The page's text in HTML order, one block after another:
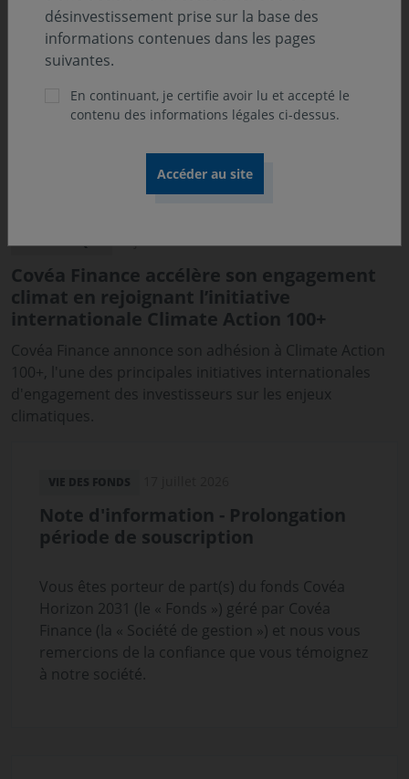
COMMUNIQUÉ
Covéa Finance accélère son engagement
climat en rejoignant l’initiative
internationale Climate Action 100+
Covéa Finance annonce son adhésion à Climate Action
100+, l'une des principales initiatives internationales
d'engagement des investisseurs sur les enjeux
climatiques.
VIE DES FONDS
Note d'information - Prolongation
période de souscription
Vous êtes porteur de part(s) du fonds Covéa
Horizon 2031 (le « Fonds ») géré par Covéa
Finance (la « Société de gestion ») et nous vous
remercions de la confiance que vous témoignez
à notre société.
désinvestissement prise sur la base des
informations contenues dans les pages
suivantes.
En continuant, je certifie avoir lu et accepté le
contenu des informations légales ci-dessus.